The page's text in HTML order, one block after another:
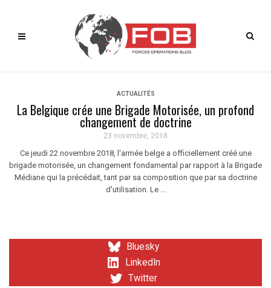
ACTUALITÉS
La Belgique crée une Brigade Motorisée, un profond
changement de doctrine
23 novembre, 2018
Ce jeudi 22 novembre 2018, l'armée belge a officiellement créé une
brigade motorisée, un changement fondamental par rapport à la Brigade
Médiane qui la précédait, tant par sa composition que par sa doctrine
d'utilisation. Le ...
Bluesky
LinkedIn
Twitter